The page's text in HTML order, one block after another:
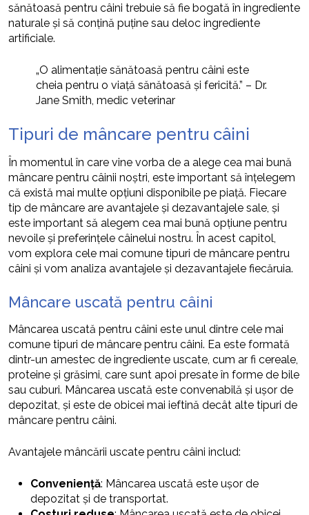
sănătoasă pentru câini trebuie să fie bogată în ingrediente
naturale și să conțină puține sau deloc ingrediente
artificiale.
„O alimentație sănătoasă pentru câini este
cheia pentru o viață sănătoasă și fericită.” – Dr.
Jane Smith, medic veterinar
Tipuri de mâncare pentru câini
În momentul în care vine vorba de a alege cea mai bună
mâncare pentru câinii noștri, este important să înțelegem
că există mai multe opțiuni disponibile pe piață. Fiecare
tip de mâncare are avantajele și dezavantajele sale, și
este important să alegem cea mai bună opțiune pentru
nevoile și preferințele câinelui nostru. În acest capitol,
vom explora cele mai comune tipuri de mâncare pentru
câini și vom analiza avantajele și dezavantajele fiecăruia.
Mâncare uscată pentru câini
Mâncarea uscată pentru câini este unul dintre cele mai
comune tipuri de mâncare pentru câini. Ea este formată
dintr-un amestec de ingrediente uscate, cum ar fi cereale,
proteine și grăsimi, care sunt apoi presate în forme de bile
sau cuburi. Mâncarea uscată este convenabilă și ușor de
depozitat, și este de obicei mai ieftină decât alte tipuri de
mâncare pentru câini.
Avantajele mâncării uscate pentru câini includ:
Conveniență: Mâncarea uscată este ușor de
depozitat și de transportat.